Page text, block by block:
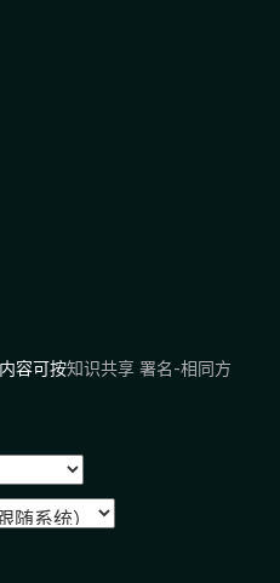
容可按知识共享 署名-相同方